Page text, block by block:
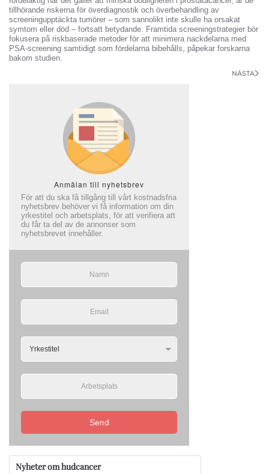
tillhörande riskerna för överdiagnostik och överbehandling av
screeningupptäckta tumörer – som sannolikt inte skulle ha orsakat
symtom eller död – fortsatt betydande. Framtida screeningstrategier bör
fokusera på riskbaserade metoder för att minimera nackdelarna med
PSA-screening samtidigt som fördelarna bibehålls, påpekar forskarna
bakom studien.
NÄSTA
Anmälan till nyhetsbrev
För att du ska få tillgång till vårt kostnadsfria
nyhetsbrev behöver vi få information om din
yrkestitel och arbetsplats, för att verifiera att
du får ta del av de annonser som
nyhetsbrevet innehåller.
Send
Nyheter om hudcancer